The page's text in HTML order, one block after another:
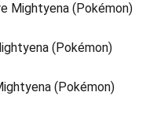
Mightyena (Pokémon)
(Pokémon)
(Pokémon)